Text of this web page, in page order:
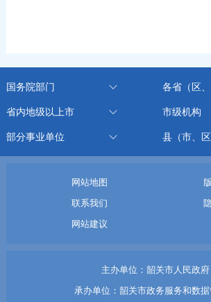
国务院部门 各省（区、
省内地级以上市 市级机构
部分事业单位 县（市、
网站地图
联系我们
网站建议
主办单位：韶关市人民政府
承办单位：韶关市政务服务和数